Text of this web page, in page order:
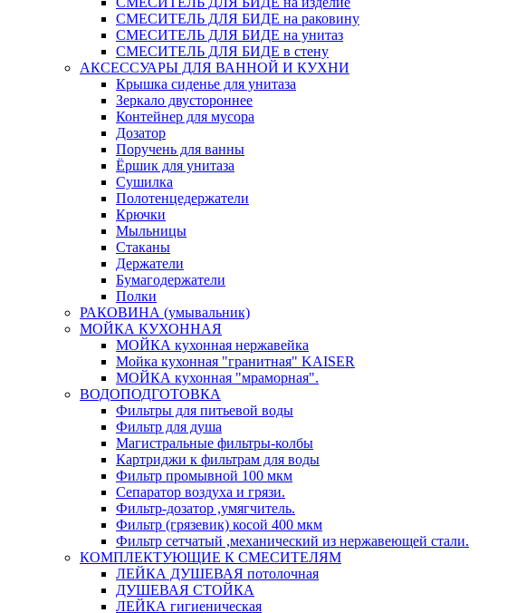
СМЕСИТЕЛЬ ДЛЯ БИДЕ на раковину
СМЕСИТЕЛЬ ДЛЯ БИДЕ на унитаз
СМЕСИТЕЛЬ ДЛЯ БИДЕ в стену
АКСЕССУАРЫ ДЛЯ ВАННОЙ И КУХНИ
Крышка сиденье для унитаза
Зеркало двустороннее
Контейнер для мусора
Дозатор
Поручень для ванны
Ёршик для унитаза
Сушилка
Полотенцедержатели
Крючки
Мыльницы
Стаканы
Держатели
Бумагодержатели
Полки
РАКОВИНА (умывальник)
МОЙКА КУХОННАЯ
МОЙКА кухонная нержавейка
Мойка кухонная "гранитная" KAISER
МОЙКА кухонная "мраморная".
ВОДОПОДГОТОВКА
Фильтры для питьевой воды
Фильтр для душа
Магистральные фильтры-колбы
Картриджи к фильтрам для воды
Фильтр промывной 100 мкм
Сепаратор воздуха и грязи.
Фильтр-дозатор ,умягчитель.
Фильтр (грязевик) косой 400 мкм
Фильтр сетчатый ,механический из нержавеющей стали.
КОМПЛЕКТУЮЩИЕ К СМЕСИТЕЛЯМ
ЛЕЙКА ДУШЕВАЯ потолочная
ДУШЕВАЯ СТОЙКА
ЛЕЙКА гигиеническая